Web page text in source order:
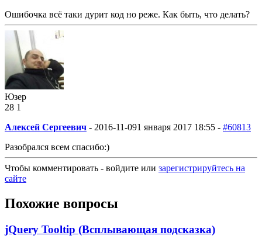
Ошибочка всё таки дурит код но реже. Как быть, что делать?
Юзер
28 1
Алексей Сергеевич - 2016-11-091 января 2017 18:55 - #60813
Разобрался всем спасибо:)
Чтобы комментировать - войдите или зарегистрируйтесь на
сайте
Похожие вопросы
jQuery Tooltip (Всплывающая подсказка)